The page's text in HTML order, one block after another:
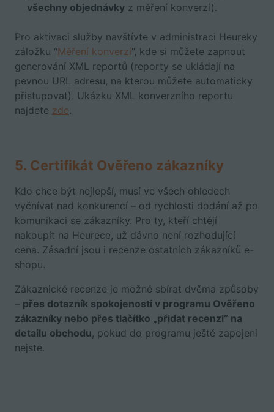
všechny objednávky z měření konverzí).
Pro aktivaci služby navštívte v administraci Heureky
záložku “Měření konverzí”, kde si můžete zapnout
generování XML reportů (reporty se ukládají na
pevnou URL adresu, na kterou můžete automaticky
přistupovat). Ukázku XML konverzního reportu
najdete zde.
5. Certifikát Ověřeno zákazníky
Kdo chce být nejlepší, musí ve všech ohledech
vyčnívat nad konkurencí – od rychlosti dodání až po
komunikaci se zákazníky. Pro ty, kteří chtějí
nakoupit na Heurece, už dávno není rozhodující
cena. Zásadní jsou i recenze ostatních zákazníků e-
shopu.
Zákaznické recenze je možné sbírat dvěma způsoby
– přes dotazník spokojenosti v programu Ověřeno
zákazníky nebo přes tlačítko „přidat recenzi“ na
detailu obchodu, pokud do programu ještě zapojeni
nejste.